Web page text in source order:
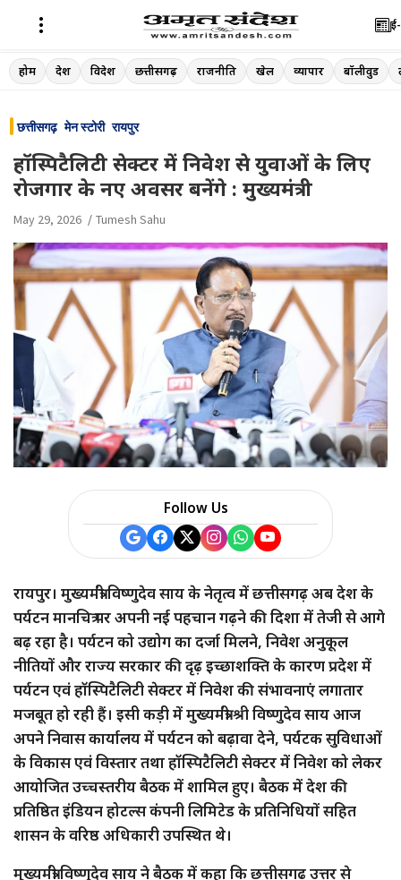
Skip
to
होम देश विदेश छत्तीसगढ़ राजनीति खेल व्यापार बॉलीवुड
छत्तीसगढ़ मेन स्टोरी रायपुर
हॉस्पिटैलिटी सेक्टर में निवेश से युवाओं के लिए
रोजगार के नए अवसर बनेंगे : मुख्यमंत्री
May 29, 2026 Tumesh Sahu
Follow Us
रायपुर। मुख्यमंत्री विष्णुदेव साय के नेतृत्व में छत्तीसगढ़ अब देश के
पर्यटन मानचित्र पर अपनी नई पहचान गढ़ने की दिशा में तेजी से आगे
बढ़ रहा है। पर्यटन को उद्योग का दर्जा मिलने, निवेश अनुकूल
नीतियों और राज्य सरकार की दृढ़ इच्छाशक्ति के कारण प्रदेश में
पर्यटन एवं हॉस्पिटैलिटी सेक्टर में निवेश की संभावनाएं लगातार
मजबूत हो रही हैं। इसी कड़ी में मुख्यमंत्री श्री विष्णुदेव साय आज
अपने निवास कार्यालय में पर्यटन को बढ़ावा देने, पर्यटक सुविधाओं
के विकास एवं विस्तार तथा हॉस्पिटैलिटी सेक्टर में निवेश को लेकर
आयोजित उच्चस्तरीय बैठक में शामिल हुए। बैठक में देश की
प्रतिष्ठित इंडियन होटल्स कंपनी लिमिटेड के प्रतिनिधियों सहित
शासन के वरिष्ठ अधिकारी उपस्थित थे।
मुख्यमंत्री विष्णुदेव साय ने बैठक में कहा कि छत्तीसगढ़ उत्तर से